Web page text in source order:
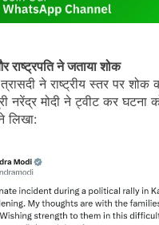
राष्ट्रपति ने जताया शोक
ने राष्ट्रीय स्तर पर शोक
नरेंद्र मोदी ने ट्वीट कर घटना
लिखा: